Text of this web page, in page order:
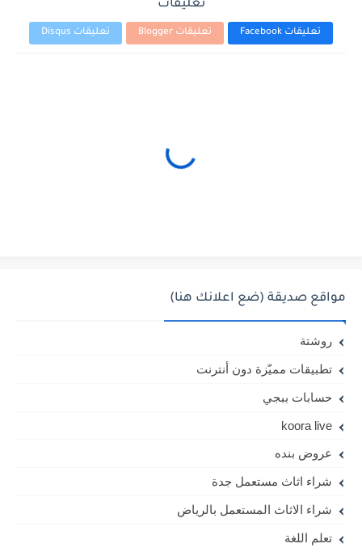
تعليقات
تعليقات Facebook تعليقات Blogger تعليقات Disqus
مواقع صديقة (ضع اعلانك هنا)
روشتة
تطبيقات مميّزة دون أنترنت
حسابات ببجي
koora live
عروض بنده
شراء اثاث مستعمل جدة
شراء الاثاث المستعمل بالرياض
تعلم اللغة